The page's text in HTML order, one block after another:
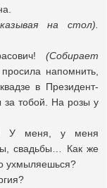
на стол).
(Собирает
напомнить,
в Президент-
за тобой. На розы у
У меня, у меня
свадьбы… Как же
ухмыляешься?